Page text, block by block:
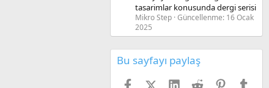
tasarimlar konusunda dergi serisi
Mikro Step Güncellenme: 16 Ocak
2025
Bu sayfayı paylaş
FacebookX (Twitter)
LinkedIn
Reddit Pinterest